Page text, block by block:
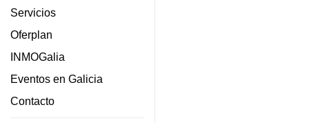
Servicios
Oferplan
INMOGalia
Eventos en Galicia
Contacto